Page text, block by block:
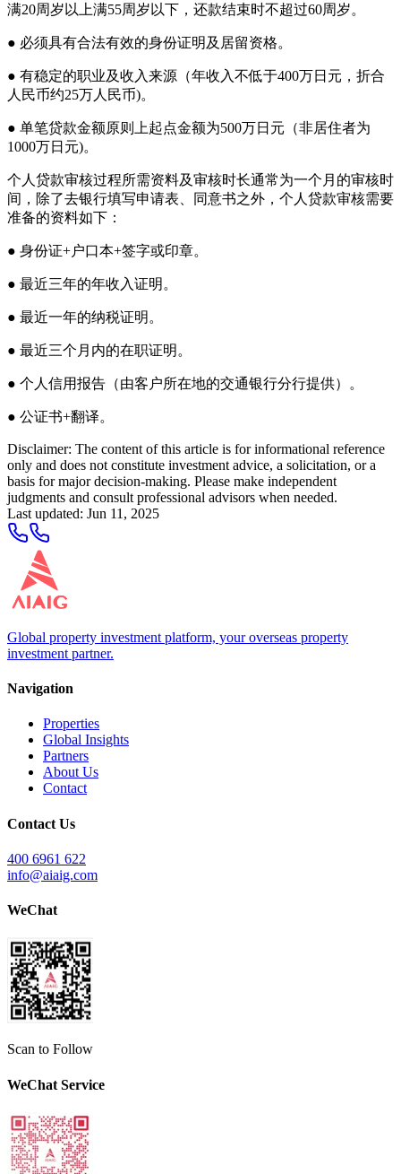
满20周岁以上满55周岁以下，还款结束时不超过60周岁。
● 必须具有合法有效的身份证明及居留资格。
● 有稳定的职业及收入来源（年收入不低于400万日元，折合
人民币约25万人民币)。
● 单笔贷款金额原则上起点金额为500万日元（非居住者为
1000万日元)。
个人贷款审核过程所需资料及审核时长通常为一个月的审核时
间，除了去银行填写申请表、同意书之外，个人贷款审核需要
准备的资料如下：
● 身份证+户口本+签字或印章。
● 最近三年的年收入证明。
● 最近一年的纳税证明。
● 最近三个月内的在职证明。
● 个人信用报告（由客户所在地的交通银行分行提供）。
● 公证书+翻译。
Disclaimer: The content of this article is for informational reference
only and does not constitute investment advice, a solicitation, or a
basis for major decision-making. Please make independent
judgments and consult professional advisors when needed.
Last updated: Jun 11, 2025
Global property investment platform, your overseas property
investment partner.
Navigation
Properties
Global Insights
Partners
About Us
Contact
Contact Us
400 6961 622
info@aiaig.com
WeChat
Scan to Follow
WeChat Service